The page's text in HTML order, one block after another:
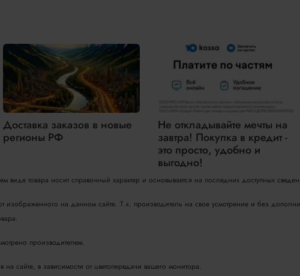
Доставка заказов в новые
регионы РФ
Не откладывайте мечты на
завтра! Покупка в кредит -
это просто, удобно и
выгодно!
виде товара носит справочный характер и основывается на последних доступных
изображенного на данном сайте. Т.к. производитель на свое усмотрение и без
производителем.
сайте, в зависимости от цветопередачи вашего монитора.